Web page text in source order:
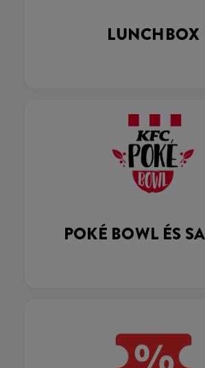
LUNCHBOX
POKÉ BOWL ÉS